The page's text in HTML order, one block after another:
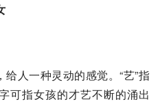
人一种灵动的感觉。“艺”指
可指女孩的才艺不断的涌出